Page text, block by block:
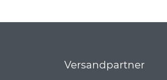
Versandpartner